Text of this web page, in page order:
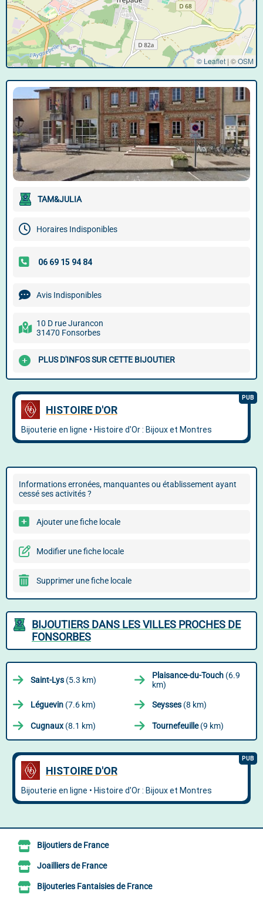
© Leaflet |©OSM
TAM&JULIA
Horaires Indisponibles
Avis Indisponibles
10 D rue Jurancon
31470 Fonsorbes
PLUS D'INFOS SUR CETTE BIJOUTIER
Informations erronées, manquantes ou établissement ayant
cessé ses activités ?
Ajouter une fiche locale
Modifier une fiche locale
Supprimer une fiche locale
BIJOUTIERS DANS LES VILLES PROCHES DE
FONSORBES
Saint-Lys (5.3 km) Plaisance-du-Touch (6.9
km)
Léguevin (7.6 km) Seysses (8 km)
Cugnaux(8.1 km) Tournefeuille(9 km)
Bijoutiers de France
Joailliers de France
Bijouteries Fantaisies de France